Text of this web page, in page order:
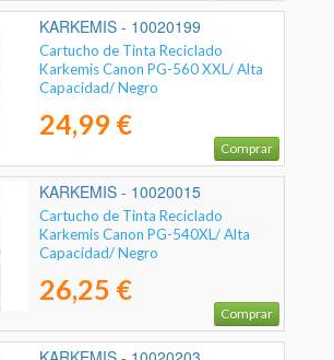
KARKEMIS - 10020199
Cartucho de Tinta Reciclado
Karkemis Canon PG-560 XXL/ Alta
Capacidad/ Negro
24,99 €
Comprar
KARKEMIS - 10020015
Cartucho de Tinta Reciclado
Karkemis Canon PG-540XL/ Alta
Capacidad/ Negro
26,25 €
Comprar